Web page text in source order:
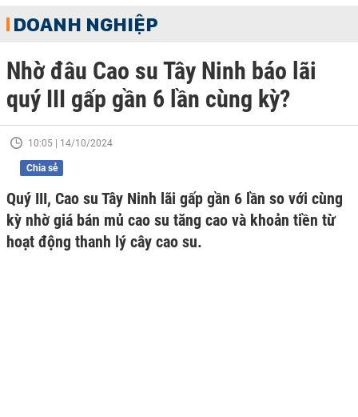
DOANH NGHIỆP
Nhờ đâu Cao su Tây Ninh báo lãi
quý III gấp gần 6 lần cùng kỳ?
10:05 | 14/10/2024
Chia sẻ
Quý III, Cao su Tây Ninh lãi gấp gần 6 lần so với cùng
kỳ nhờ giá bán mủ cao su tăng cao và khoản tiền từ
hoạt động thanh lý cây cao su.